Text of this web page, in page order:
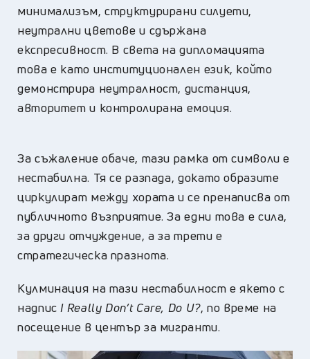
минимализъм, структурирани силуети,
неутрални цветове и сдържана
експресивност. В света на дипломацията
това е като институционален език, който
демонстрира неутралност, дистанция,
авторитет и контролирана емоция.
За съжаление обаче, тази рамка от символи е
нестабилна. Тя се разпада, докато образите
циркулират между хората и се пренаписва от
публичното възприятие. За едни това е сила,
за други отчуждение, а за трети е
стратегическа празнота.
Кулминация на тази нестабилност е якето с
надписI Really Don’t Care, Do U?, по време на
посещение в център за мигранти.